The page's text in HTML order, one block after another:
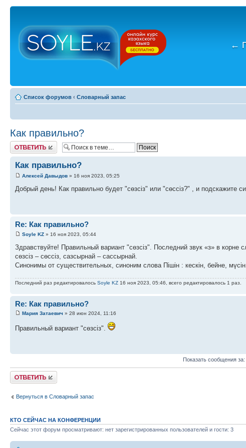
←
Список форумов ‹ Словарный запас
Как правильно?
Ответить
Как правильно?
Алексей Давыдов » 16 ноя 2023, 05:25
Добрый день! Как правильно будет "сөзсіз" или "сөссіз?" , и подскажите
Re: Как правильно?
Soyle KZ » 16 ноя 2023, 05:44
Здравствуйте! Правильный вариант "сөзсіз". Последний звук «з» в
сөзсіз – сөссіз, сазсырнай – сассырнай.
Синонимы от существительных, синоним слова Пішін : кескін, бейне, мүсін.
Последний раз редактировалось Soyle KZ 16 ноя 2023, 05:46, всего редактировалось 1 раз.
Re: Как правильно?
Мария Затаевич » 28 июн 2024, 11:16
Правильный вариант "сөзсіз".
Показать сообщения за:
Ответить
Вернуться в Словарный запас
КТО СЕЙЧАС НА КОНФЕРЕНЦИИ
Сейчас этот форум просматривают: нет зарегистрированных пользователей и гости: 3